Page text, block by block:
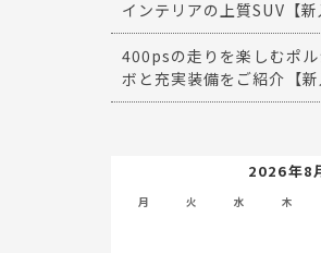
インテリアの上質SUV【新
400psの走りを楽しむポ
ボと充実装備をご紹介【新
2026年8
月 火 水 木